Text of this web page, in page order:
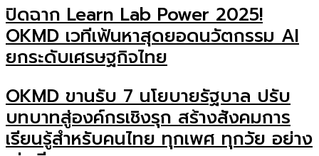
ปิดฉาก Learn Lab Power 2025!
OKMD เวทีเฟ้นหาสุดยอดนวัตกรรม AI
ยกระดับเศรษฐกิจไทย
OKMD ขานรับ 7 นโยบายรัฐบาล ปรับ
บทบาทสู่องค์กรเชิงรุก สร้างสังคมการ
เรียนรู้สำหรับคนไทย ทุกเพศ ทุกวัย อย่าง